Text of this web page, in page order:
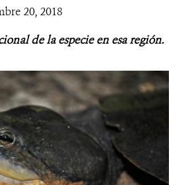
NOTICIAS
VISUAL
Y ALIANZAS
DE COMUNICACIÓN
ANUAL WCS
20, 2018
de la especie en esa región.